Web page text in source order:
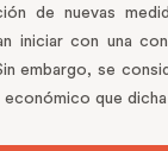
de nuevas
iniciar con una
embargo, se
que